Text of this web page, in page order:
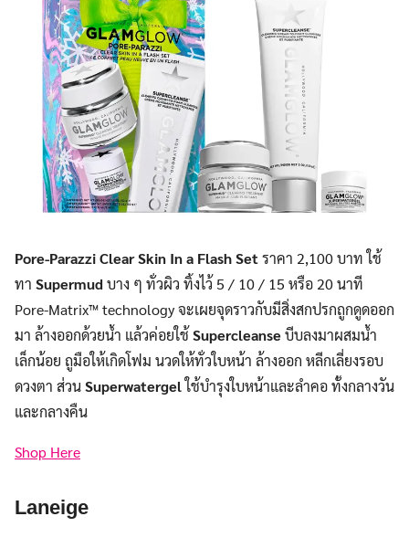
Pore-Parazzi Clear Skin In a Flash Setราคา 2,100 บาท ใช้
ทา Supermudบาง ๆ ทั่วผิว ทิ้งไว้ 5 / 10 / 15 หรือ 20 นาที
Pore-Matrix™ technology จะเผยจุดราวกับมีสิ่งสกปรกถูกดูดออก
มา ล้างออกด้วยน้ำ แล้วค่อยใช้ Supercleanseบีบลงมาผสมน้ำ
เล็กน้อย ถูมือให้เกิดโฟม นวดให้ทั่วใบหน้า ล้างออก หลีกเลี่ยงรอบ
ดวงตา ส่วนSuperwatergelใช้บำรุงใบหน้าและลำคอ ทั้งกลางวัน
และกลางคืน
Shop Here
Laneige